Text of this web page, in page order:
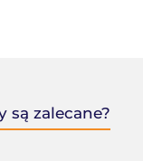
są zalecane?